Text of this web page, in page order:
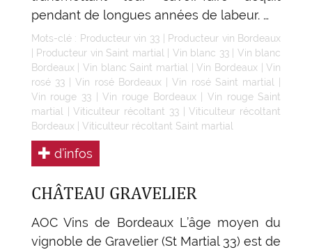
pendant de longues années de labeur. …
Mots-clé : Producteur vin 33
Producteur vin Bordeaux
Producteur vin Saint martial| Vin blanc 33| Vin blanc
Bordeaux|Vin blanc Saint martial |Vin Bordeaux|Vin
rosé 33 |Vin rosé Bordeaux|Vin rosé Saint martial
Vin rouge 33 |Vin rouge Bordeaux| Vin rouge Saint
martial|Viticulteur récoltant 33|Viticulteur récoltant
Bordeaux| Viticulteur récoltant Saint martial
d’infos
CHÂTEAU GRAVELIER
AOC Vins de Bordeaux L’âge moyen du
vignoble de Gravelier (St Martial 33) est de